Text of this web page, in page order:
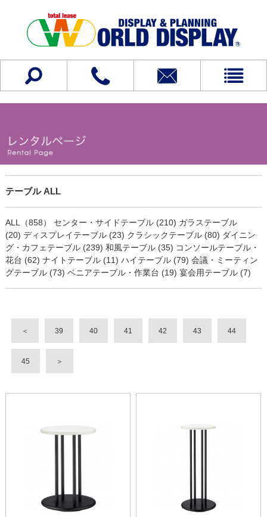
テーブル ALL
ALL（858） センター・サイドテーブル (210) ガラステーブル
(20) ディスプレイテーブル (23) クラシックテーブル (80) ダイニン
グ・カフェテーブル (239) 和風テーブル (35) コンソールテーブル・
花台 (62) ナイトテーブル (11) ハイテーブル (79) 会議・ミーティン
グテーブル (73) ベニアテーブル・作業台 (19) 宴会用テーブル (7)
＜ 39 40 41 42 43 44
45 ＞